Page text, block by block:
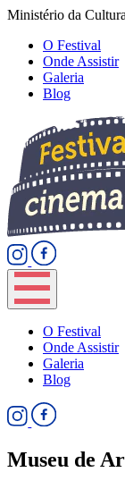
Ministério da
O Festival
Onde Assistir
Galeria
Blog
O Festival
Onde Assistir
Galeria
Blog
Museu de